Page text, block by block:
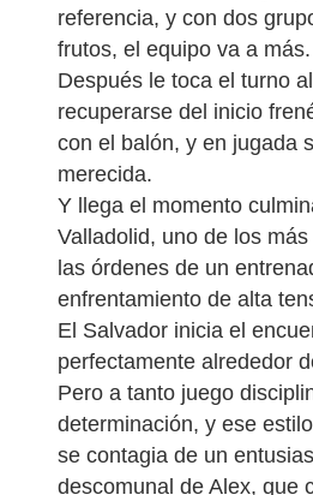
referencia, y con dos
frutos, el equipo va a
Después le toca el turno
recuperarse del inicio
con el balón, y en jugada
merecida.
Y llega el momento
Valladolid, uno de los
las órdenes de un
enfrentamiento de alta
El Salvador inicia el
perfectamente alrededor
Pero a tanto juego
determinación, y ese
se contagia de un
descomunal de Alex, que